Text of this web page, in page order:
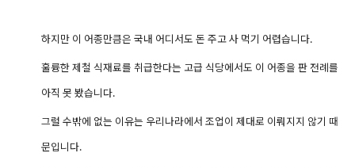
하지만 이 어종만큼은 국내 어디서도 돈 주고 사 먹기 어렵습니다.
훌륭한 제철 식재료를 취급한다는 고급 식당에서도 이 어종을 판 전례를
아직 못 봤습니다.
그럴 수밖에 없는 이유는 우리나라에서 조업이 제대로 이뤄지지 않기 때
문입니다.